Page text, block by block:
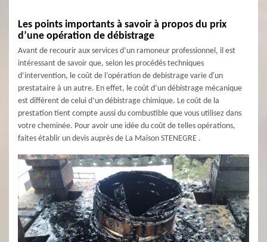
Les points importants à savoir à propos du prix
d’une opération de débistrage
Avant de recourir aux services d’un ramoneur professionnel, il est
intéressant de savoir que, selon les procédés techniques
d’intervention, le coût de l’opération de debistrage varie d'un
prestataire à un autre. En effet, le coût d’un débistrage mécanique
est diffèrent de celui d’un débistrage chimique. Le coût de la
prestation tient compte aussi du combustible que vous utilisez dans
votre cheminée. Pour avoir une idée du coût de telles opérations,
faites établir un devis auprès de La Maison STENEGRE .